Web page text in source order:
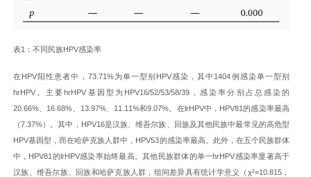
表1：不同民族HPV感染率
在HPV阳性患者中，73.71%为单一型别HPV感染，其中1404例感染单一型别
hrHPV。主要hrHPV基因型为HPV16/52/53/58/39，感染率分别占总感染的
20.66%、16.68%、13.97%、11.11%和9.07%。在lrHPV中，HPV81的感染率最高
（7.37%）。其中，HPV16是汉族、维吾尔族、回族及其他民族中最常见的高危型
HPV基因型，而在哈萨克族人群中，HPV53的感染率最高。此外，在五个民族群体
中，HPV81的lrHPV感染率始终最高。其他民族群体的单一hrHPV感染率显著高于
汉族、维吾尔族、回族和哈萨克族人群，组间差异具有统计学意义（χ²=10.815，